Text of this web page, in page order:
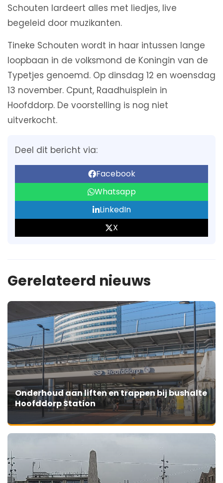
Schouten lardeert alles met liedjes, live
begeleid door muzikanten.
Tineke Schouten wordt in haar intussen lange
loopbaan in de volksmond de Koningin van de
Typetjes genoemd. Op dinsdag 12 en woensdag
13 november. Cpunt, Raadhuisplein in
Hoofddorp. De voorstelling is nog niet
uitverkocht.
Deel dit bericht via:
Facebook
Whatsapp
LinkedIn
X
Gerelateerd nieuws
Onderhoud aan liften en trappen bij bushalte
Hoofddorp Station